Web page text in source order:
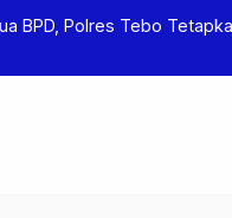
BPD, Polres Tebo